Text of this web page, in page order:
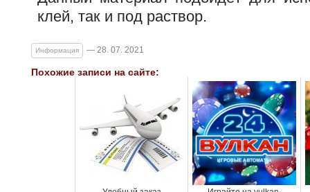
клей, так и под раствор.
Информация — 28. 07. 2021
Похожие записи на сайте: